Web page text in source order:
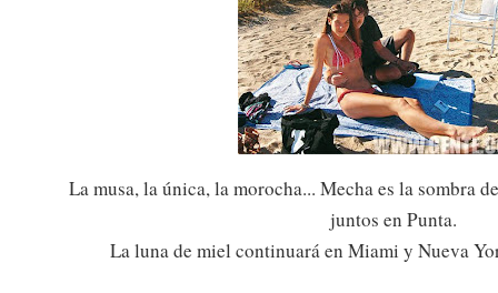
La musa, la única, la morocha... Mecha es la sombra
juntos en Punta.
La luna de miel continuará en Miami y Nueva